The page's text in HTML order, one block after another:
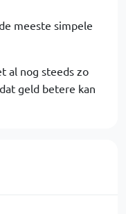
meeste simpele
al nog steeds zo
geld betere kan